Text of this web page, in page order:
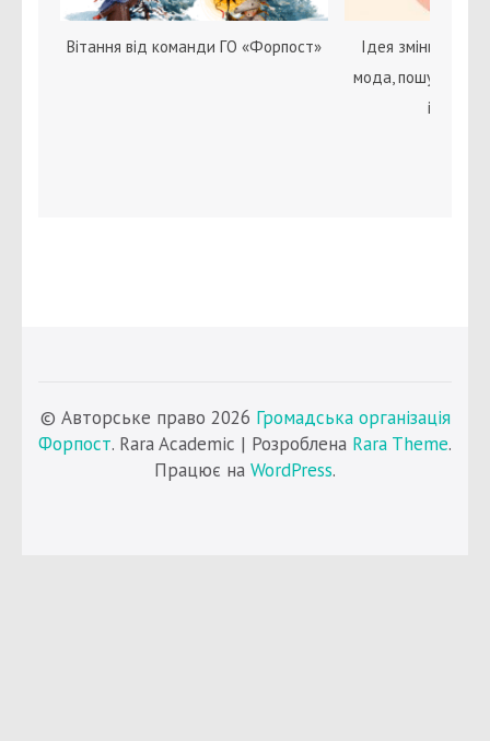
Вітання від команди ГО «Форпост»
Ідея зміни статі
мода, пошук себе
© Авторське право 2026 Громадська організація
Форпост. Rara Academic | Розроблена Rara Theme.
Працює на WordPress.